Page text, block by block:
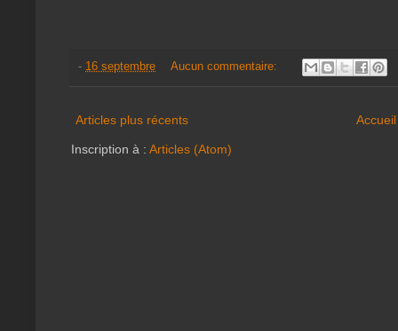
- 16 septembre Aucun commentaire:
Articles plus récents Accueil
Inscription à : Articles (Atom)